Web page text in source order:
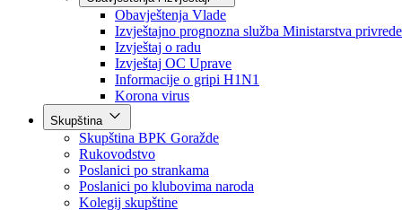
Javne nabavke
Dnevni izvještaj MUP-a
Obavještenja i izvještaji
Obavještenja Vlade
Izvještajno prognozna služba Ministarstva privrede
Izvještaj o radu
Izvještaj OC Uprave
Informacije o gripi H1N1
Korona virus
Skupština
Skupština BPK Goražde
Rukovodstvo